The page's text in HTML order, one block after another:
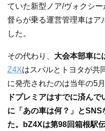
ていた新型ノア/ヴォクシ
督らが乗る運営管理車はア
した。
その代わり、 大会本部車に
Z4Xはスバルとトヨタが共
に発売されたのは当年の5月
ドプレミアはすでに済ん
に「あの車は何？」と
た。bZ4Xは第98回箱根駅